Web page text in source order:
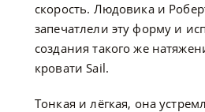
скорость. Людовика и
запечатлели эту форму и
создания такого же
кровати Sail.
Тонкая и лёгкая, она